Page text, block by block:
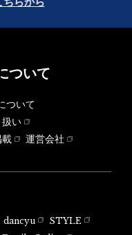
ついて
ついて
扱い
載
運営会社
dancyu
STYLE